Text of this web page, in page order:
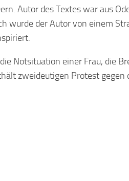
Autor des Textes war aus
wurde der Autor von einem
Notsituation einer Frau, die
zweideutigen Protest gegen